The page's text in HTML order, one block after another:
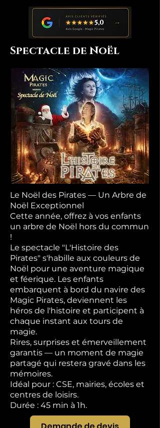
Spectacle de Noël
Le Noël des Pirates — Un Arbre de
Noël Exceptionnel
Cette année, offrez à vos enfants
un arbre de Noël hors du commun
!
Le spectacle "L'Histoire des
Pirates" s'habille aux couleurs de
Noël pour une aventure magique
et féerique. Les enfants
embarquent à bord du navire des
Magic Pirates, deviennent les
héros de l'histoire et participent à
chaque instant aux tours de
magie.
Rires, surprises et émerveillement
garantis — un moment de magie
partagé qui restera gravé dans les
mémoires.
Idéal pour : CSE, mairies, écoles et
centres de loisirs.
Durée : 45 min à 1h.